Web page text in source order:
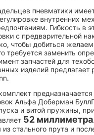
пневматики
внутренних
Гибкость в
с предварительной
чтобы добиться
требуется заменить
запчастей для
изделий предлагает
предназначается
Альфа Доберман
и витой пружины,
52 миллиметра
из стального прута и